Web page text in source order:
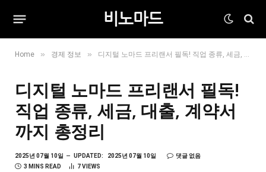
비노마드
Home » 경제 정보 » 디지털 노마드 프리랜서 필독! 직업 종류, 세금, 대출, 계약서까지 총정리
디지털 노마드 프리랜서 필독!
직업 종류, 세금, 대출, 계약서
까지 총정리
2025년 07월 10일 UPDATED: 2025년 07월 10일
댓글 없음
3 MINS READ
7VIEWS